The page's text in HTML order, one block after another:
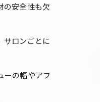
の安全性も欠
サロンごとに
ーの幅やアフ